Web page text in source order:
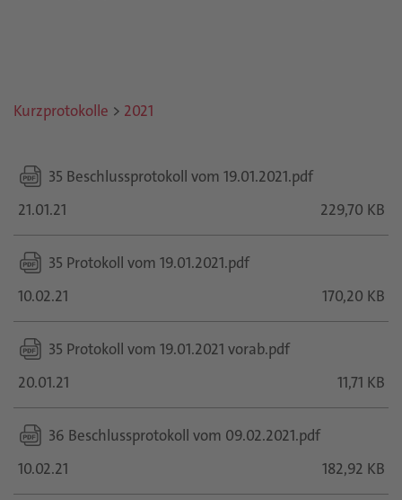
Kurzprotokolle > 2021
35 Beschlussprotokoll vom 19.01.2021.pdf
21.01.21
229,70 KB
35 Protokoll vom 19.01.2021.pdf
10.02.21
170,20 KB
35 Protokoll vom 19.01.2021 vorab.pdf
20.01.21
11,71 KB
36 Beschlussprotokoll vom 09.02.2021.pdf
10.02.21
182,92 KB